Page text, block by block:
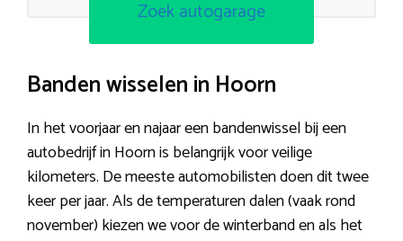
Zoek autogarage
Banden wisselen in Hoorn
In het voorjaar en najaar een bandenwissel bij een
autobedrijf in Hoorn is belangrijk voor veilige
kilometers. De meeste automobilisten doen dit twee
keer per jaar. Als de temperaturen dalen (vaak rond
november) kiezen we voor de winterband en als het